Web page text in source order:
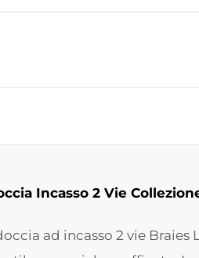
Incasso 2 Vie
ad incasso 2 vie